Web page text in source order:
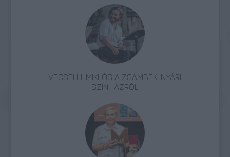
VECSEI H. MIKLÓS A ZSÁMBÉKI NYÁRI
SZÍNHÁZRÓL